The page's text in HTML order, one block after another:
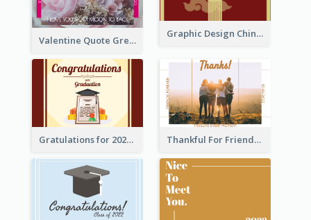
Graphic Design Chinese New Year Greeting Card With Decorations
Valentine Quote Greeting Card
Gratulations for 2020 Graduation Greeting Card Thankful For Friendship Greeting Card